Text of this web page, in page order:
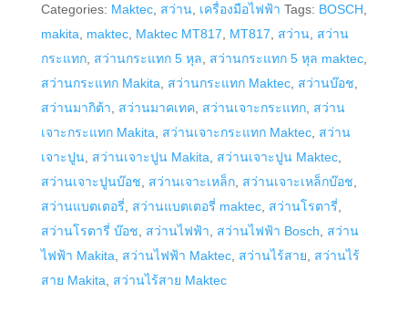
(1/2")
MAKTEC
MT817
quantity
Categories: Maktec, สว่าน, เครื่องมือไฟฟ้า Tags: BOSCH,
makita, maktec, Maktec MT817, MT817, สว่าน, สว่าน
กระแทก, สว่านกระแทก 5 หุล, สว่านกระแทก 5 หุล maktec,
สว่านกระแทก Makita, สว่านกระแทก Maktec, สว่านบ๊อช,
สว่านมากิต้า, สว่านมาคเทค, สว่านเจาะกระแทก, สว่าน
เจาะกระแทก Makita, สว่านเจาะกระแทก Maktec, สว่าน
เจาะปูน, สว่านเจาะปูน Makita, สว่านเจาะปูน Maktec,
สว่านเจาะปูนบ๊อช, สว่านเจาะเหล็ก, สว่านเจาะเหล็กบ๊อช,
สว่านแบตเตอรี่, สว่านแบตเตอรี่ maktec, สว่านโรตารี่,
สว่านโรตารี่ บ๊อช, สว่านไฟฟ้า, สว่านไฟฟ้า Bosch, สว่าน
ไฟฟ้า Makita, สว่านไฟฟ้า Maktec, สว่านไร้สาย, สว่านไร้
สาย Makita, สว่านไร้สาย Maktec